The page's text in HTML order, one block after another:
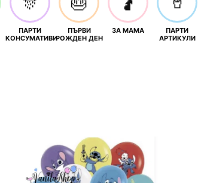
ПАРТИ
КОНСУМАТИВИ
ПЪРВИ
РОЖДЕН ДЕН
ЗА МАМА
ПАРТИ
АРТИКУЛИ